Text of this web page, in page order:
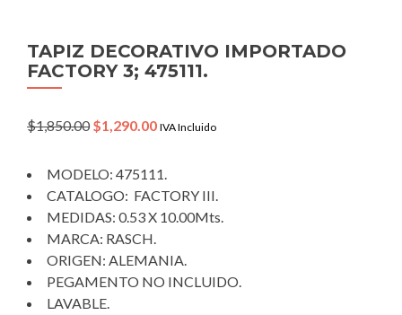
TAPIZ DECORATIVO IMPORTADO
FACTORY 3; 475111.
$1,850.00 Original
$1,850.00.
$1,290.00Current
$1,290.00.
IVA Incluido
MODELO: 475111.
CATALOGO: FACTORY III.
MEDIDAS: 0.53 X 10.00Mts.
MARCA: RASCH.
ORIGEN: ALEMANIA.
PEGAMENTO NO INCLUIDO.
LAVABLE.